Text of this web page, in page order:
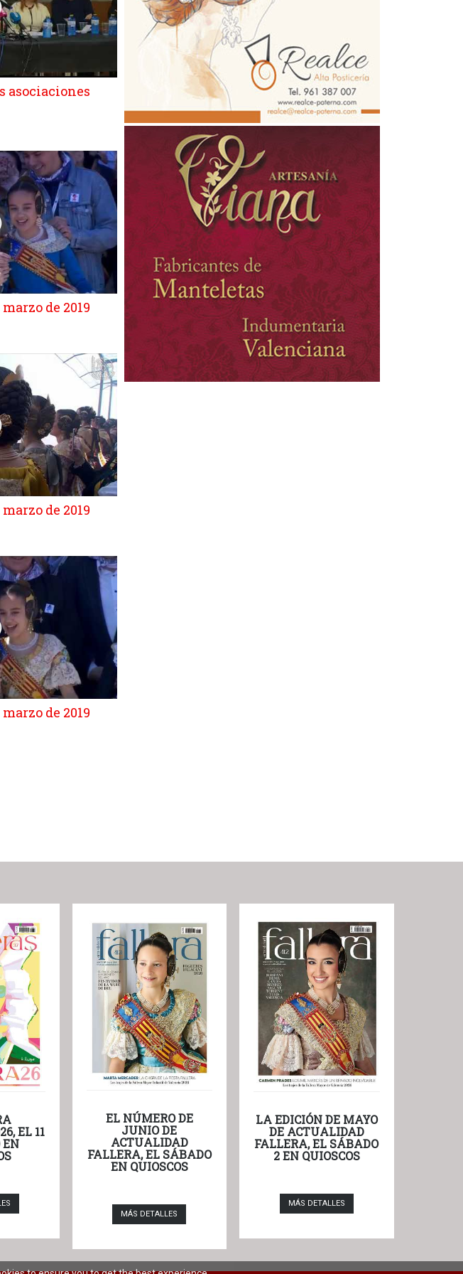
asociaciones
de 2019
de 2019
de 2019
EL 11
EN
EL NÚMERO DE
JUNIO DE
ACTUALIDAD
FALLERA, EL SÁBADO
EN QUIOSCOS
MÁS DETALLES
LA EDICIÓN DE MAYO
DE ACTUALIDAD
FALLERA, EL SÁBADO
2 EN QUIOSCOS
MÁS DETALLES